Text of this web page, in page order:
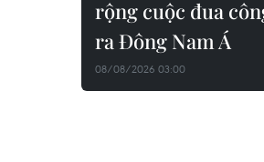
rộng cuộc đua
ra Đông Nam Á
08/08/2026 03:00